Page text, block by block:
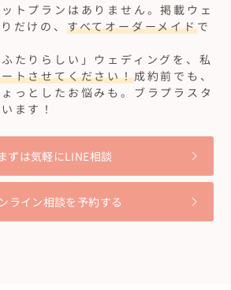
トプランはありません。掲載ウェ
だけの、 すべてオーダーメイドで
たりらしい」ウェディングを、私
トさせてください！成約前でも、
っとしたお悩みも。ブラプラスタ
ます！
ずは気軽にLINE相談
ライン相談を予約する